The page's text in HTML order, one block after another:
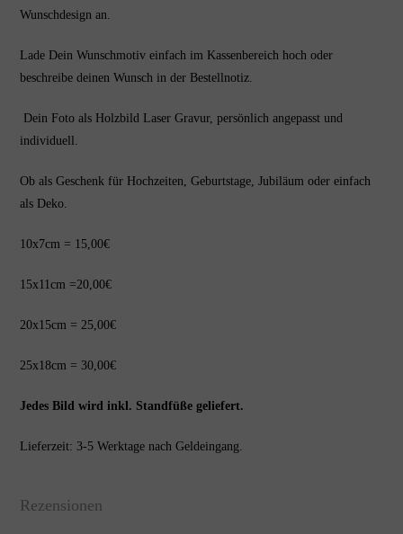
Wunschdesign an.
Lade Dein Wunschmotiv einfach im Kassenbereich hoch oder
beschreibe deinen Wunsch in der Bestellnotiz.
Dein Foto als Holzbild Laser Gravur, persönlich angepasst und
individuell.
Ob als Geschenk für Hochzeiten, Geburtstage, Jubiläum oder einfach
als Deko.
10x7cm = 15,00€
15x11cm =20,00€
20x15cm = 25,00€
25x18cm = 30,00€
Jedes Bild wird inkl. Standfüße geliefert.
Lieferzeit: 3-5 Werktage nach Geldeingang.
Rezensionen